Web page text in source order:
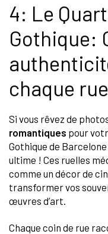
4: Le
Gothique:
chaque
Si vous rêvez de
romantiques pour
Gothique de
ultime ! Ces ruelles
comme un décor de
transformer vos
œuvres d’art.
Chaque coin de rue